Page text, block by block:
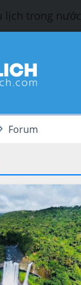
lịch trong nước
Forum